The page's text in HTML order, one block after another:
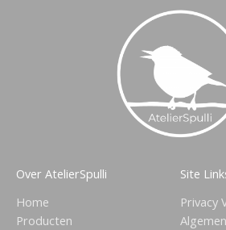
Over AtelierSpulli
Home
Producten
Site
Privacy